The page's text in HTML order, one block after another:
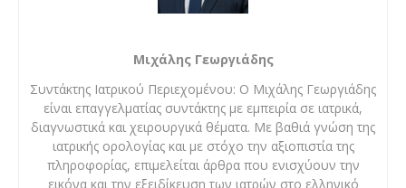
Μιχάλης Γεωργιάδης
Συντάκτης Ιατρικού Περιεχομένου: Ο Μιχάλης Γεωργιάδης
είναι επαγγελματίας συντάκτης με εμπειρία σε ιατρικά,
διαγνωστικά και χειρουργικά θέματα. Με βαθιά γνώση της
ιατρικής ορολογίας και με στόχο την αξιοπιστία της
πληροφορίας, επιμελείται άρθρα που ενισχύουν την
εικόνα και την εξειδίκευση των ιατρών στο ελληνικό